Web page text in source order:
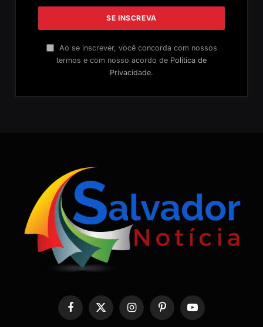
Ao se inscrever, você concorda com nossos
termos e com nosso acordo de Política de
Privacidade.
Facebook
X
InstagramPinterestYouTube